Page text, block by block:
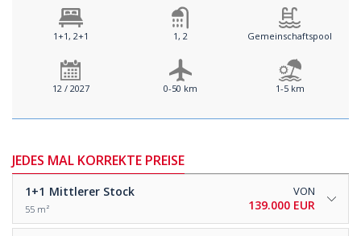
1+1, 2+1 1, 2 Gemeinschaftspool
12 / 2027 0-50 km 1-5 km
JEDES MAL KORREKTE PREISE
1+1 Mittlerer Stock
55 m²
VON
139.000 EUR